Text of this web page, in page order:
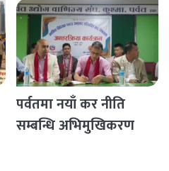
पर्वतमा नयाँ कर नीति
सम्बन्धि अभिमुखिकरण